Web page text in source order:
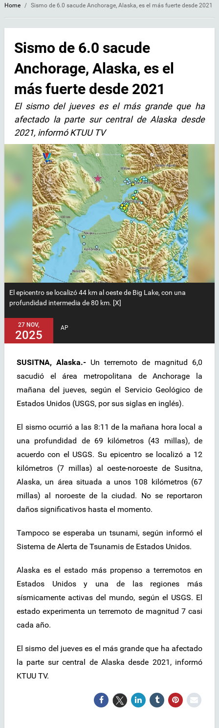
Home / Sismo de 6.0 sacude Anchorage, Alaska, es el más fuerte desde 2021
Sismo de 6.0 sacude
Anchorage, Alaska, es el
más fuerte desde 2021
El sismo del jueves es el más grande que ha
afectado la parte sur central de Alaska desde
2021, informó KTUU TV
El epicentro se localizó 44 km al oeste de Big Lake, con una
profundidad intermedia de 80 km. [X]
27 NOV,
2025
AP
SUSITNA, Alaska.- Un terremoto de magnitud 6,0
sacudió el área metropolitana de Anchorage la
mañana del jueves, según el Servicio Geológico de
Estados Unidos (USGS, por sus siglas en inglés).
El sismo ocurrió a las 8:11 de la mañana hora local a
una profundidad de 69 kilómetros (43 millas), de
acuerdo con el USGS. Su epicentro se localizó a 12
kilómetros (7 millas) al oeste-noroeste de Susitna,
Alaska, un área situada a unos 108 kilómetros (67
millas) al noroeste de la ciudad. No se reportaron
daños significativos hasta el momento.
Tampoco se esperaba un tsunami, según informó el
Sistema de Alerta de Tsunamis de Estados Unidos.
Alaska es el estado más propenso a terremotos en
Estados Unidos y una de las regiones más
sísmicamente activas del mundo, según el USGS. El
estado experimenta un terremoto de magnitud 7 casi
cada año.
El sismo del jueves es el más grande que ha afectado
la parte sur central de Alaska desde 2021, informó
KTUU TV.